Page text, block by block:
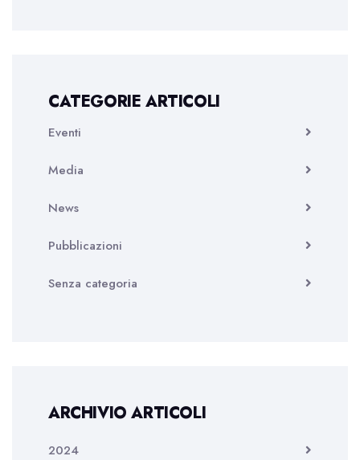
CATEGORIE ARTICOLI
Eventi
Media
News
Pubblicazioni
Senza categoria
ARCHIVIO ARTICOLI
2024